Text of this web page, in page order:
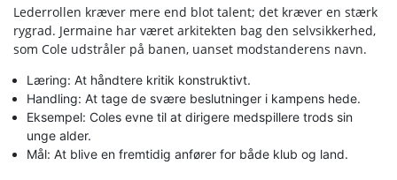
Lederrollen kræver mere end blot talent; det kræver en stærk
rygrad. Jermaine har været arkitekten bag den selvsikkerhed,
som Cole udstråler på banen, uanset modstanderens navn.
Læring: At håndtere kritik konstruktivt.
Handling: At tage de svære beslutninger i kampens hede.
Eksempel: Coles evne til at dirigere medspillere trods sin
unge alder.
Mål: At blive en fremtidig anfører for både klub og land.